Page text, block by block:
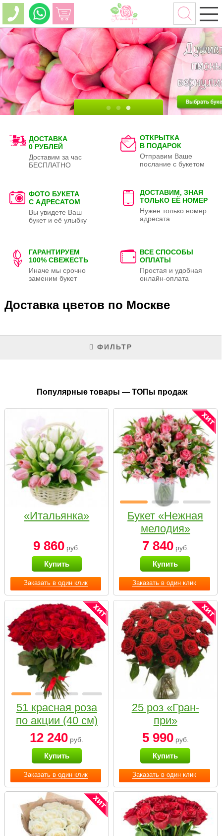
ДОСТАВКА
0 РУБЛЕЙ
Доставим за час
БЕСПЛАТНО
ОТКРЫТКА
В ПОДАРОК
Отправим Ваше
послание с букетом
ФОТО БУКЕТА
С АДРЕСАТОМ
Вы увидете Ваш
букет и её улыбку
ДОСТАВИМ, ЗНАЯ
ТОЛЬКО ЕЁ НОМЕР
Нужен только номер
адресата
ГАРАНТИРУЕМ
100% СВЕЖЕСТЬ
Иначе мы срочно
заменим букет
ВСЕ СПОСОБЫ
ОПЛАТЫ
Простая и удобная
онлайн-оплата
Доставка цветов по Москве
ФИЛЬТР
Популярные товары — ТОПы продаж
Заказать в один клик
«Итальянка»
9 860 руб.
Купить
Заказать в один клик
Букет «Нежная
мелодия»
7 840руб.
Купить
Заказать в один клик
51 красная роза
по акции (40 см)
12 240 руб.
Купить
Заказать в один клик
25 роз «Гран-
при»
5 990руб.
Купить